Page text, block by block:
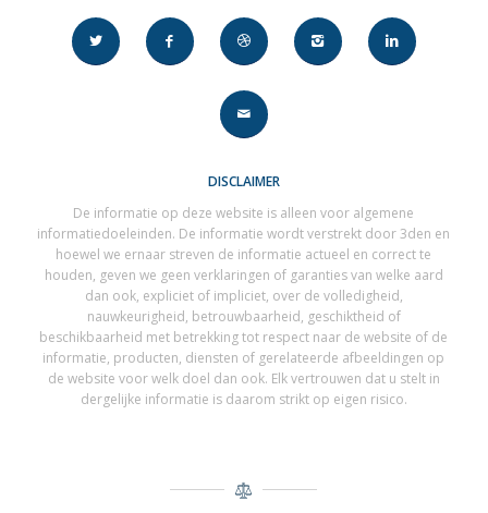
DISCLAIMER
De informatie op deze website is alleen voor algemene
informatiedoeleinden. De informatie wordt verstrekt door 3den en
hoewel we ernaar streven de informatie actueel en correct te
houden, geven we geen verklaringen of garanties van welke aard
dan ook, expliciet of impliciet, over de volledigheid,
nauwkeurigheid, betrouwbaarheid, geschiktheid of
beschikbaarheid met betrekking tot respect naar de website of de
informatie, producten, diensten of gerelateerde afbeeldingen op
de website voor welk doel dan ook. Elk vertrouwen dat u stelt in
dergelijke informatie is daarom strikt op eigen risico.